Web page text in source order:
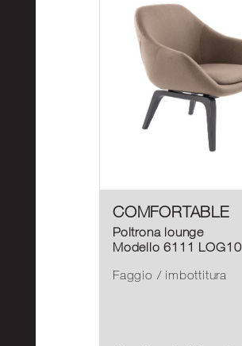
COMFORTABLE
Poltrona lounge
Modello 6111 LOG10
Faggio / imbottitura